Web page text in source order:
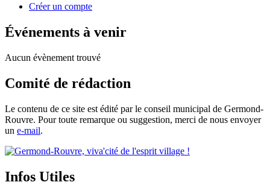
Créer un compte
Événements à venir
Aucun évènement trouvé
Comité de rédaction
Le contenu de ce site est édité par le conseil municipal de Germond-
Rouvre. Pour toute remarque ou suggestion, merci de nous envoyer
un e-mail.
Infos Utiles